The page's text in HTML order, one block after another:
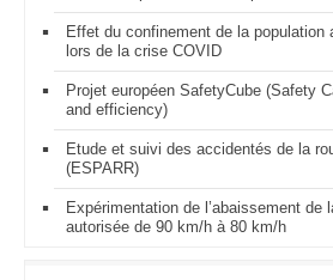
Effet du confinement de la population
lors de la crise COVID
Projet européen SafetyCube (Safety
and efficiency)
Etude et suivi des accidentés de la
(ESPARR)
Expérimentation de l’abaissement de
autorisée de 90 km/h à 80 km/h